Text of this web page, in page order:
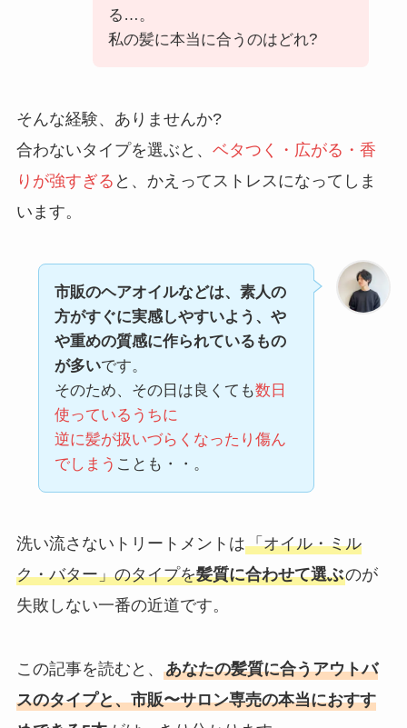
る…。
私の髪に本当に合うのはどれ?
そんな経験、ありませんか?
合わないタイプを選ぶと、 ベタつく・広がる・香
りが強すぎる と、かえってストレスになってしま
います。
市販のヘアオイルなどは、素人の
方がすぐに実感しやすいよう、や
や重めの質感に作られているもの
が多いです。
そのため、その日は良くても数日
使っているうちに
逆に髪が扱いづらくなったり傷ん
でしまう ことも・・。
洗い流さないトリートメントは「オイル・ミル
ク・バター」のタイプを髪質に合わせて選ぶのが
失敗しない一番の近道です。
この記事を読むと、 あなたの髪質に合うアウトバ
スのタイプと、市販〜サロン専売の本当におすす